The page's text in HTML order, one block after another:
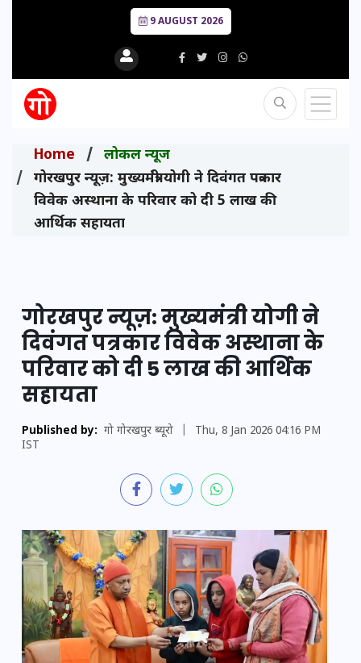
9 AUGUST 2026
Home
लोकल न्यूज
गोरखपुर न्यूज़: मुख्यमंत्री योगी ने दिवंगत पत्रकार
विवेक अस्थाना के परिवार को दी 5 लाख की
आर्थिक सहायता
गोरखपुर न्यूज़: मुख्यमंत्री योगी ने
दिवंगत पत्रकार विवेक अस्थाना के
परिवार को दी 5 लाख की आर्थिक
सहायता
Published by: गो गोरखपुर ब्यूरो
Thu, 8 Jan 2026 04:16 PM
IST